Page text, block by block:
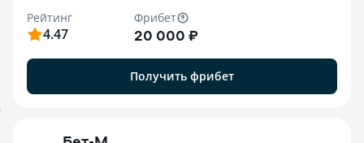
Рейтинг
4.47
Фрибет
20 000 ₽
Получить фрибет